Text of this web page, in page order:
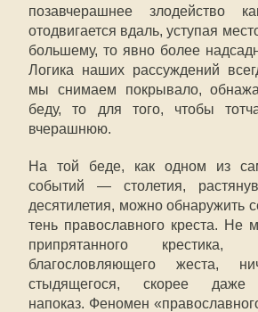
позавчерашнее злодейство
отодвигается вдаль, уступая
большему, то явно более
Логика наших рассуждений
мы снимаем покрывало,
беду, то для того, чтобы
вчерашнюю.
На той беде, как одном из
событий — столетия,
десятилетия, можно обнаружить
тень православного креста. Не
припрятанного
благословляющего жеста,
стыдящегося, скорее даже
напоказ. Феномен